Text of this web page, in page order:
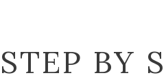
STEP BY